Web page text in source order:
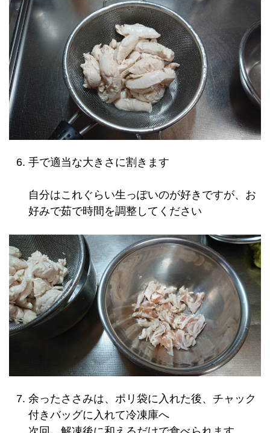
手で適当な大きさに割きます
自分はこれぐらい生っぽいのが好きですが、お
好みで茹で時間を調整してください
余ったささみは、ポリ袋に入れた後、チャック
付きバッグに入れて冷凍庫へ